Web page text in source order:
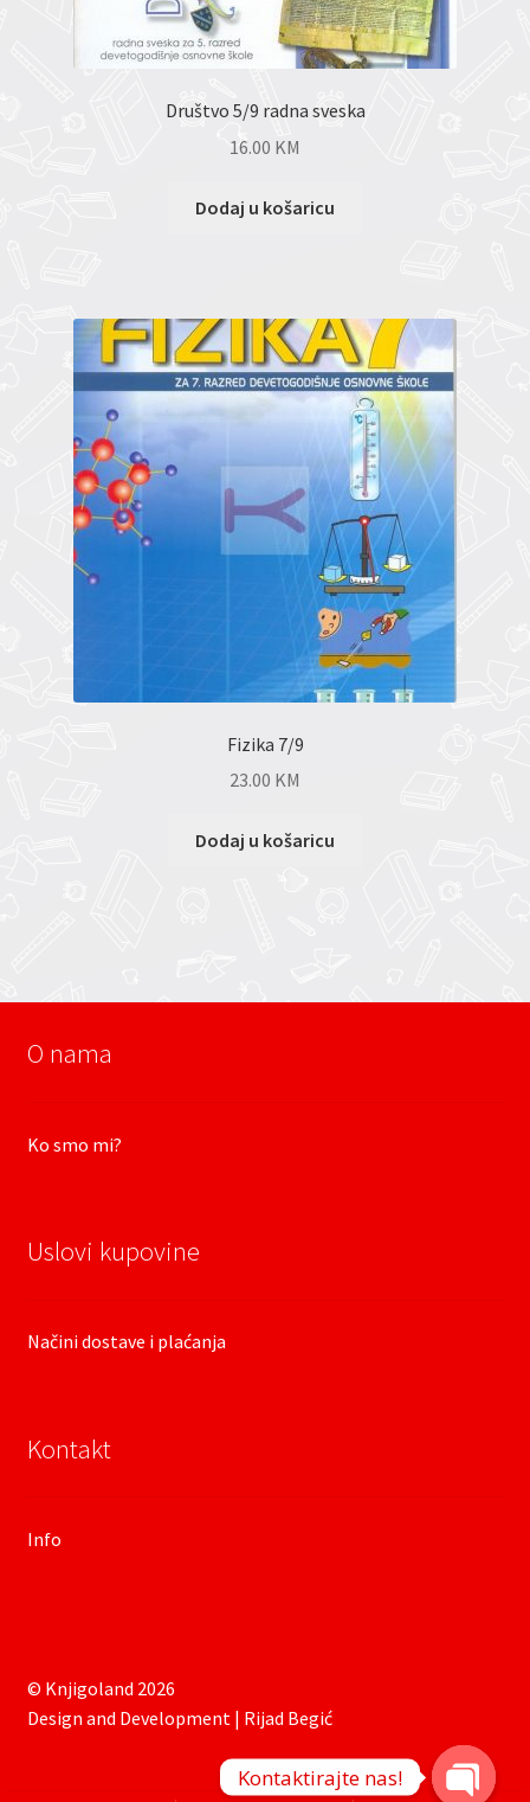
Društvo 5/9 radna sveska
16.00 KM
Dodaj u košaricu
Fizika 7/9
23.00 KM
Dodaj u košaricu
O nama
Ko smo mi?
Uslovi kupovine
Načini dostave i plaćanja
Kontakt
Info
© Knjigoland 2026
Design and Development | Rijad Begić
Kontaktirajte nas!